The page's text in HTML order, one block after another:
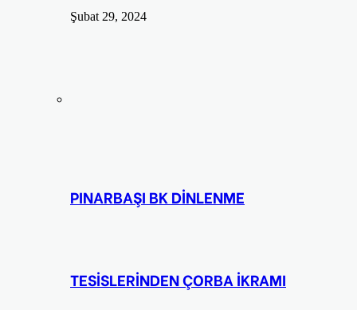
Şubat 29, 2024
PINARBAŞI BK DİNLENME
TESİSLERİNDEN ÇORBA İKRAMI